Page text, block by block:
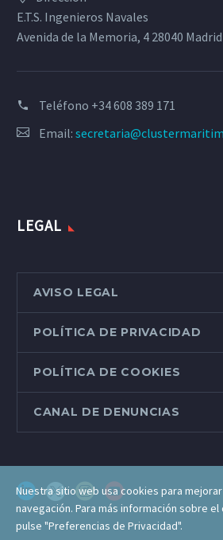
E.T.S. Ingenieros Navales
Avenida de la Memoria, 4 28040 Madrid
Teléfono +34 608 389 171
Email:
LEGAL
AVISO LEGAL
POLÍTICA DE PRIVACIDAD
POLÍTICA DE COOKIES
CANAL DE DENUNCIAS
Nuestra sitio web usa cookies para
navegación. Para más información sobre
pulse "Preferencias de Privacidad".